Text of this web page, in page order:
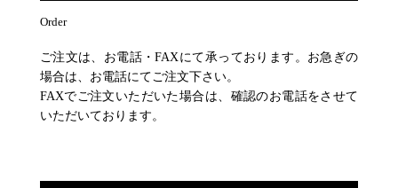
Order
ご注文は、お電話・FAXにて承っております。お急ぎの
場合は、お電話にてご注文下さい。
FAXでご注文いただいた場合は、確認のお電話をさせて
いただいております。